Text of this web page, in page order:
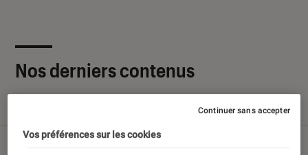
Nos derniers contenus
Sélections et guides Tests
Vos préférences sur les cookies
Continuer sans accepter